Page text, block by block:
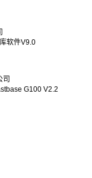
软件V9.0
司
G100 V2.2